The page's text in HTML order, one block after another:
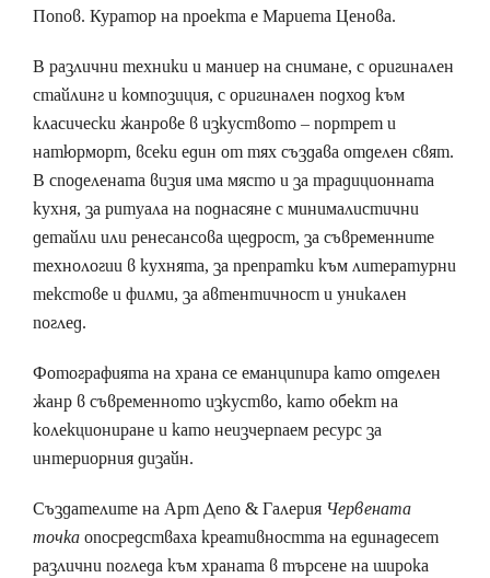
Попов. Куратор на проекта е Мариета Ценова.
В различни техники и маниер на снимане, с оригинален
стайлинг и композиция, с оригинален подход към
класически жанрове в изкуството – портрет и
натюрморт, всеки един от тях създава отделен свят.
В споделената визия има място и за традиционната
кухня, за ритуала на поднасяне с минималистични
детайли или ренесансова щедрост, за съвременните
технологии в кухнята, за препратки към литературни
текстове и филми, за автентичност и уникален
поглед.
Фотографията на храна се еманципира като отделен
жанр в съвременното изкуство, като обект на
колекциониран­­е и като неизчерпаем ресурс за
интериорния дизайн.
Създателите на Арт Депо & Галерия Червената
точкаопосредстваха креативността на единадесет
различни погледа към храната в търсене на широка